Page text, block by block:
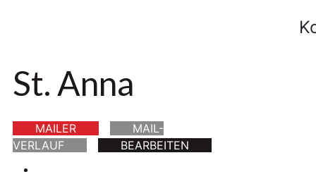
St. Anna
MAILER
MAIL-
VERLAUF
BEARBEITEN